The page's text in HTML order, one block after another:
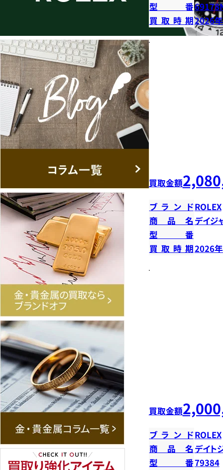
型番
買取時期2026
買取金額
ブランドROLEX
商品名 デイジ
型番
買取時期2026
買取金額
ブランドROLEX
商品名 デイト
型番79384